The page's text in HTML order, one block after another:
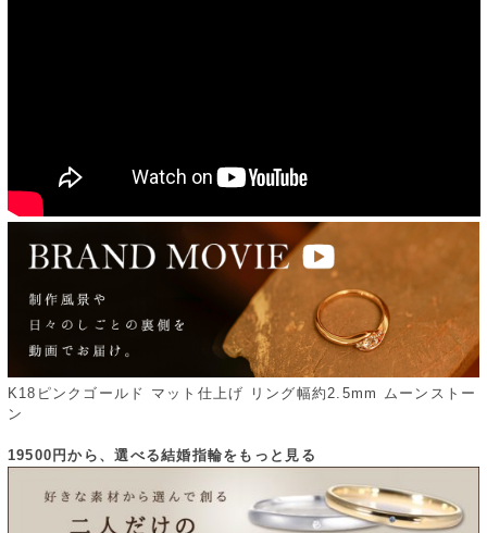
K18ピンクゴールド マット仕上げ リング幅約2.5mm ムーンストー
ン
19500円から、選べる結婚指輪をもっと見る